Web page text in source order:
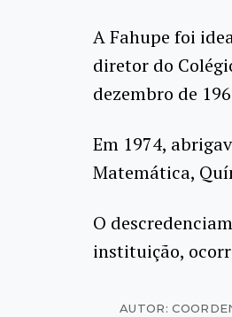
A Fahupe foi
diretor do
dezembro de
Em 1974,
Matemática,
O
instituição,
AUTOR: